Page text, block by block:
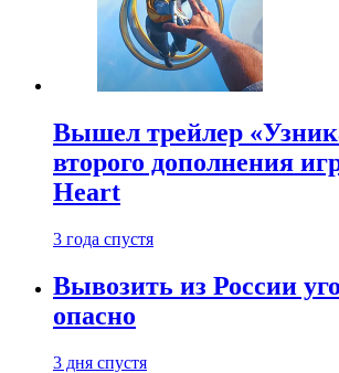
Вышел трейлер
второго дополнения
Heart
3 года спустя
Вывозить из России
опасно
3 дня спустя